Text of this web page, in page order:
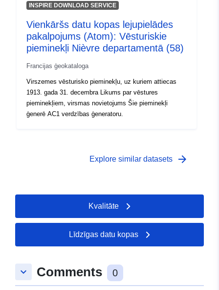
INSPIRE DOWNLOAD SERVICE
Vienkāršs datu kopas lejupielādes
pakalpojums (Atom): Vēsturiskie
pieminekļi Nièvre departamentā (58)
Francijas ģeokataloga
Virszemes vēsturisko pieminekļu, uz kuriem attiecas
1913. gada 31. decembra Likums par vēstures
pieminekļiem, virsmas novietojums Šie pieminekļi
ģenerē AC1 verdzības ģeneratoru.
Explore similar datasets arrow_forward
Kvalitāte
Līdzīgas datu kopas
keyboard_arrow_down Comments 0